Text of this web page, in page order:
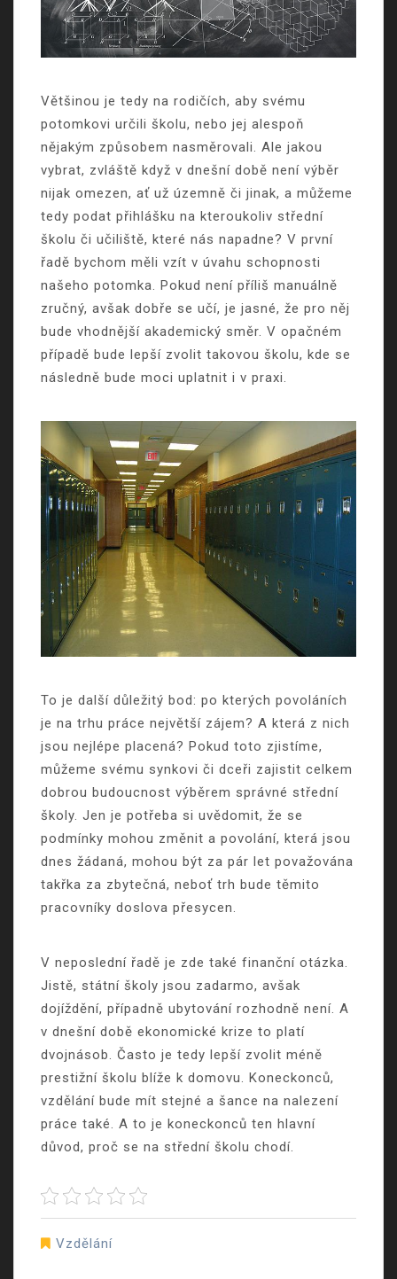
Většinou je tedy na rodičích, aby svému
potomkovi určili školu, nebo jej alespoň
nějakým způsobem nasměrovali. Ale jakou
vybrat, zvláště když v dnešní době není výběr
nijak omezen, ať už územně či jinak, a můžeme
tedy podat přihlášku na kteroukoliv střední
školu či učiliště, které nás napadne? V první
řadě bychom měli vzít v úvahu schopnosti
našeho potomka. Pokud není příliš manuálně
zručný, avšak dobře se učí, je jasné, že pro něj
bude vhodnější akademický směr. V opačném
případě bude lepší zvolit takovou školu, kde se
následně bude moci uplatnit i v praxi.
To je další důležitý bod: po kterých povoláních
je na trhu práce největší zájem? A která z nich
jsou nejlépe placená? Pokud toto zjistíme,
můžeme svému synkovi či dceři zajistit celkem
dobrou budoucnost výběrem správné střední
školy. Jen je potřeba si uvědomit, že se
podmínky mohou změnit a povolání, která jsou
dnes žádaná, mohou být za pár let považována
takřka za zbytečná, neboť trh bude těmito
pracovníky doslova přesycen.
V neposlední řadě je zde také finanční otázka.
Jistě, státní školy jsou zadarmo, avšak
dojíždění, případně ubytování rozhodně není. A
v dnešní době ekonomické krize to platí
dvojnásob. Často je tedy lepší zvolit méně
prestižní školu blíže k domovu. Koneckonců,
vzdělání bude mít stejné a šance na nalezení
práce také. A to je koneckonců ten hlavní
důvod, proč se na střední školu chodí.
Vzdělání